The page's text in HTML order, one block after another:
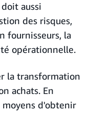
aussi
des risques,
fournisseurs, la
opérationnelle.
la transformation
achats. En
moyens d'obtenir